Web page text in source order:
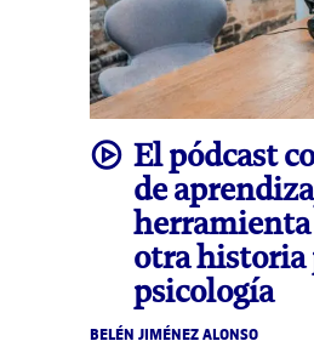
videoEl pódcast
de
otra historia
psicología
BELÉN JIMÉNEZ ALONSO